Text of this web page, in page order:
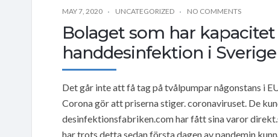
MAY 7, 2020 UNCATEGORIZED NO COMMENTS
Bolaget som har
handdesinfektion i
Det går inte att få tag på tvålpumpar någonstans i
Corona gör att priserna stiger. coronaviruset. De
desinfektionsfabriken.com har fått sina varor
har trots detta sedan första dagen av pandemin